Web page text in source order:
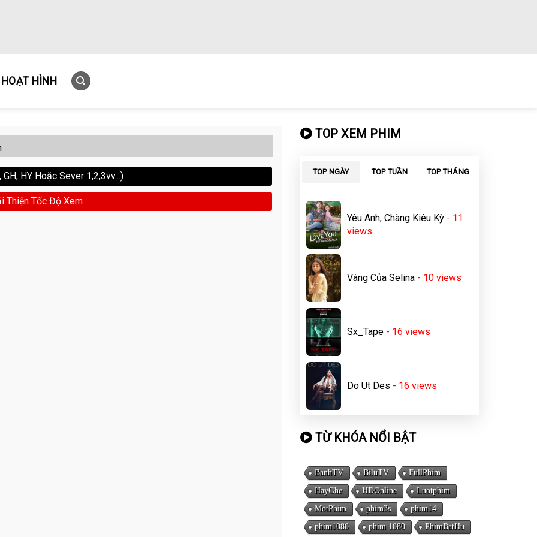
HOẠT HÌNH
HY Hoặc Sever 1,2,3vv...)
Thiện Tốc Độ Xem
TOP XEM PHIM
TOP NGÀY TOP TUẦN TOP THÁNG
Yêu Anh, Chàng Kiêu Kỳ - 11
views
Vàng Của Selina - 10 views
Sx_Tape - 16 views
Do Ut Des - 16 views
TỪ KHÓA NỔI BẬT
BanhTV BiluTV
FullPhim
HayGhe
HDOnline
Luotphim
MotPhim
phim3s
phim14
phim1080
phim 1080 PhimBatHu